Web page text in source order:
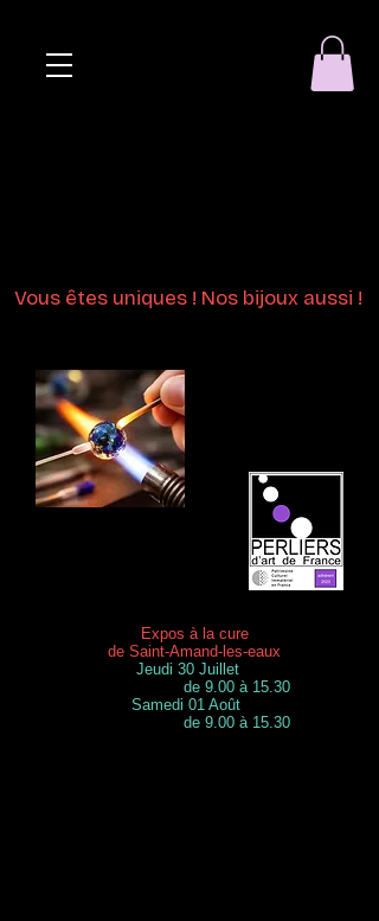
Expos à la cure
de Saint-Amand-les-eaux
Jeudi 30 Juillet
de 9.00 à 15.30
Samedi 01 Août
de 9.00 à 15.30
Vous êtes uniques ! Nos bijoux aussi !